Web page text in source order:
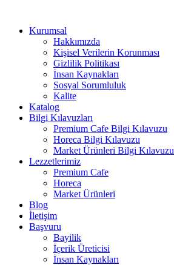
Kurumsal
Hakkımızda
Kişisel Verilerin Korunması
Gizlilik Politikası
İnsan Kaynakları
Sosyal Sorumluluk
Kalite
Katalog
Bilgi Kılavuzları
Premium Cafe Bilgi Kılavuzu
Horeca Bilgi Kılavuzu
Market Ürünleri Bilgi Kılavuzu
Lezzetlerimiz
Premium Cafe
Horeca
Market Ürünleri
Blog
İletişim
Başvuru
Bayilik
İçerik Üreticisi
İnsan Kaynakları